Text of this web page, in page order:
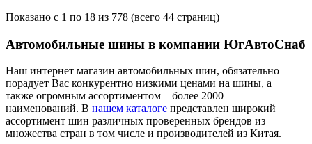
Показано с 1 по 18 из 778 (всего 44 страниц)
Автомобильные шины в компании ЮгАвтоСнаб
Наш интернет магазин автомобильных шин, обязательно
порадует Вас конкурентно низкими ценами на шины, а
также огромным ассортиментом – более 2000
наименований. В нашем каталоге представлен широкий
ассортимент шин различных проверенных брендов из
множества стран в том числе и производителей из Китая.